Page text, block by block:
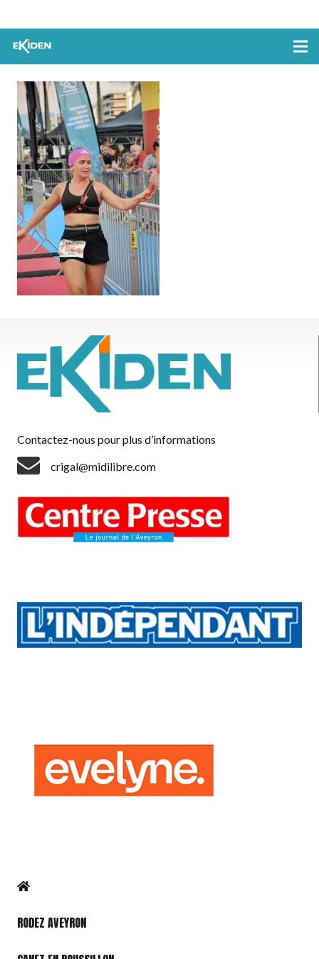
Contactez-nous pour plus d’informations
crigal@midilibre.com
RODEZ AVEYRON